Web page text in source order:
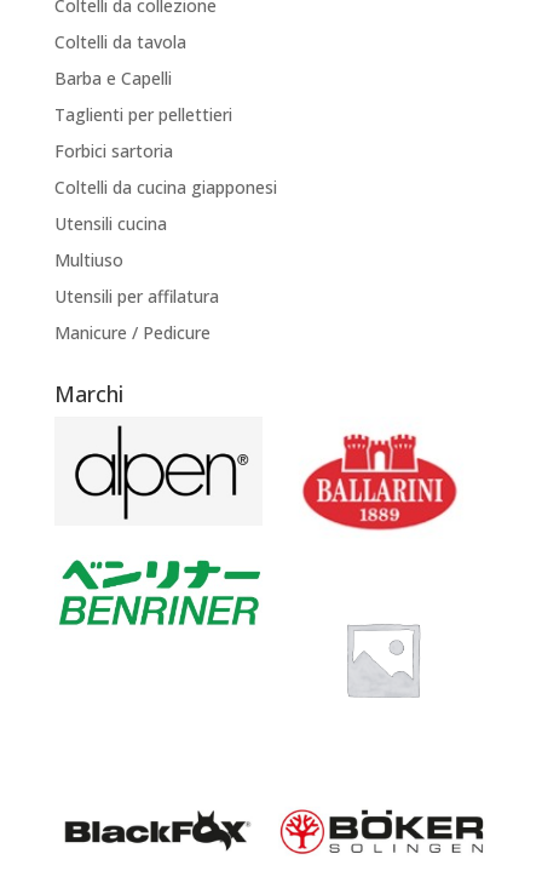
Coltelli da collezione
Coltelli da tavola
Barba e Capelli
Taglienti per pellettieri
Forbici sartoria
Coltelli da cucina giapponesi
Utensili cucina
Multiuso
Utensili per affilatura
Manicure / Pedicure
Marchi